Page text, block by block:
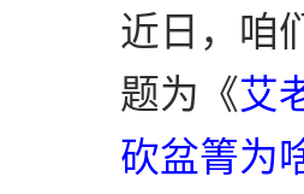
近日，咱
题为《艾
砍盆箐为